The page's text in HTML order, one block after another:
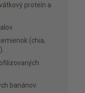
proteín a
(chia,
banánov.